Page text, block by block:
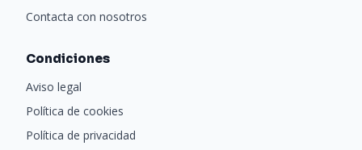
Contacta con nosotros
Condiciones
Aviso legal
Política de cookies
Política de privacidad